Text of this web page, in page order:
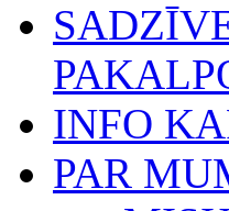
INFO
PAR